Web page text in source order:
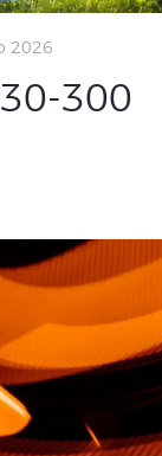
2026
300